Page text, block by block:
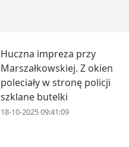
Huczna impreza przy
Marszałkowskiej. Z okien
poleciały w stronę policji
szklane butelki
18-10-2025 09:41:09